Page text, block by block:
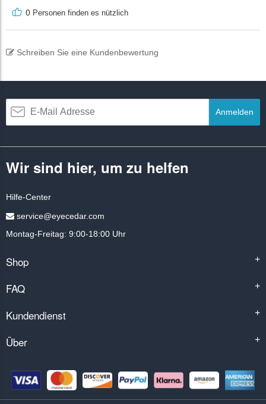
0 Personen finden es nützlich
Schreiben Sie eine Kundenbewertung
Anmelden
Wir sind hier, um zu helfen
Hilfe-Center
service@eyecedar.com
Montag-Freitag: 9:00-18:00 Uhr
Shop +
FAQ +
Kundendienst +
Über +